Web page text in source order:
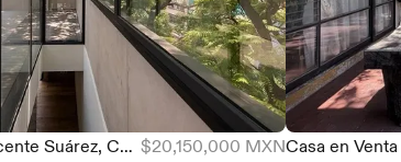
Casa en venta Vicente Suárez, Condesa - Town House $20,150,000 MXN